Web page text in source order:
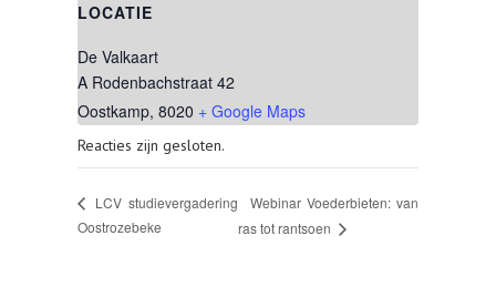
LOCATIE
De Valkaart
A Rodenbachstraat 42
Oostkamp, 8020 + Google Maps
Reacties zijn gesloten.
LCV studievergadering
Oostrozebeke
Webinar Voederbieten: van
ras tot rantsoen